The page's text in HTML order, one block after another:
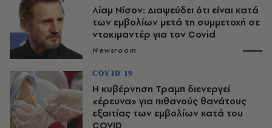
Λίαμ Νίσον: Διαψεύδει ότι είναι κατά
των εμβολίων μετά τη συμμετοχή σε
ντοκιμαντέρ για τον Covid
Newsroom
COVID 19
Η κυβέρνηση Τραμπ διενεργεί
«έρευνα» για πιθανούς θανάτους
εξαιτίας των εμβολίων κατά του
COVID